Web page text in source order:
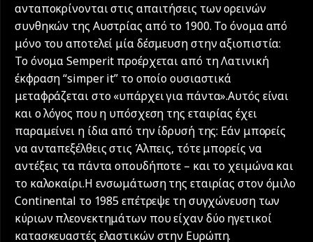
ανταποκρίνονται στις απαιτήσεις των ορεινών
συνθηκών της Αυστρίας από το 1900. Το όνομα από
μόνο του αποτελεί μία δέσμευση στην αξιοπιστία:
Το όνομα Semperit προέρχεται από τη Λατινική
έκφραση “simper it” το οποίο ουσιαστικά
μεταφράζεται στο «υπάρχει για πάντα».Αυτός είναι
και ο λόγος που η υπόσχεση της εταιρίας έχει
παραμείνει η ίδια από την ίδρυσή της: Εάν μπορείς
να ανταπεξέλθεις στις Άλπεις, τότε μπορείς να
αντέξεις τα πάντα οπουδήποτε – και το χειμώνα και
το καλοκαίρι.Η ενσωμάτωση της εταιρίας στον όμιλο
Continental το 1985 επέτρεψε τη συγχώνευση των
κύριων πλεονεκτημάτων που είχαν δύο ηγετικοί
κατασκευαστές ελαστικών στην Ευρώπη.